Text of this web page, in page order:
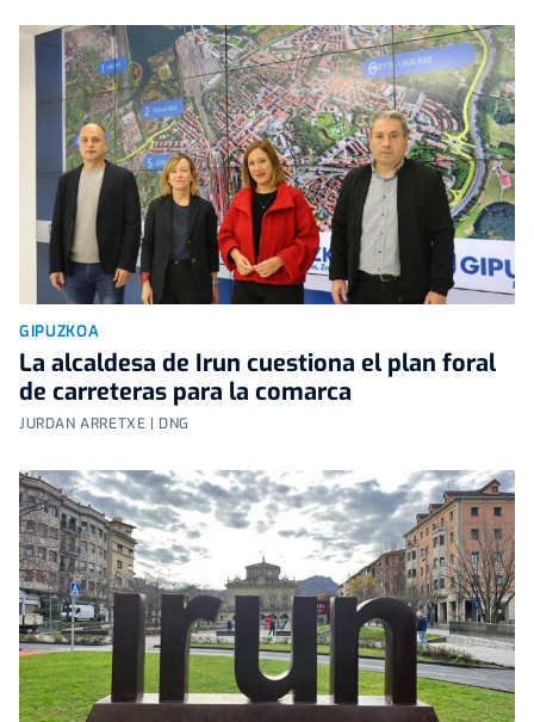
GIPUZKOA
La alcaldesa de Irun cuestiona el plan foral
de carreteras para la comarca
JURDAN ARRETXE | DNG